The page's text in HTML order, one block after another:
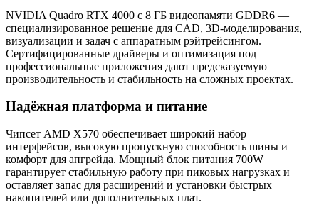
NVIDIA Quadro RTX 4000 с 8 ГБ видеопамяти GDDR6 —
специализированное решение для CAD, 3D-моделирования,
визуализации и задач с аппаратным рэйтрейсингом.
Сертифицированные драйверы и оптимизация под
профессиональные приложения дают предсказуемую
производительность и стабильность на сложных проектах.
Надёжная платформа и питание
Чипсет AMD X570 обеспечивает широкий набор
интерфейсов, высокую пропускную способность шины и
комфорт для апгрейда. Мощный блок питания 700W
гарантирует стабильную работу при пиковых нагрузках и
оставляет запас для расширений и установки быстрых
накопителей или дополнительных плат.